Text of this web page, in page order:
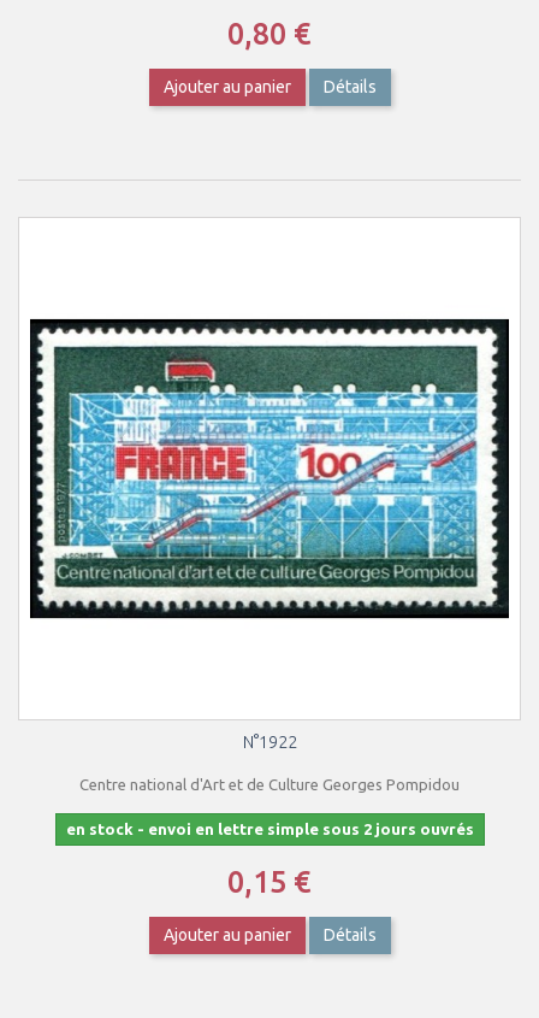
0,80 €
Ajouter au panier Détails
N°1922
Centre national d'Art et de Culture Georges Pompidou
en stock - envoi en lettre simple sous 2 jours ouvrés
0,15 €
Ajouter au panier Détails